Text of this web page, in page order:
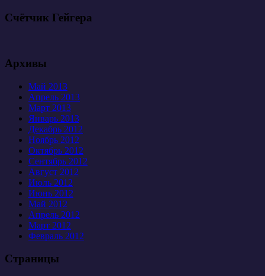
Счётчик Гейгера
Архивы
Май 2013
Апрель 2013
Март 2013
Январь 2013
Декабрь 2012
Ноябрь 2012
Октябрь 2012
Сентябрь 2012
Август 2012
Июль 2012
Июнь 2012
Май 2012
Апрель 2012
Март 2012
Февраль 2012
Страницы